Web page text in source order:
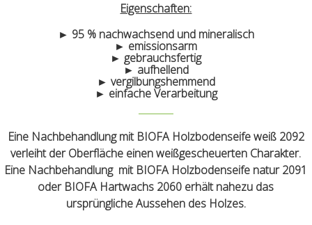
Eigenschaften:
► 95 % nachwachsend und mineralisch
► emissionsarm
► gebrauchsfertig
► aufhellend
► vergilbungshemmend
► einfache Verarbeitung
Eine Nachbehandlung mit BIOFA Holzbodenseife weiß 2092
verleiht der Oberfläche einen weißgescheuerten Charakter.
Eine Nachbehandlung mit BIOFA Holzbodenseife natur 2091
oder BIOFA Hartwachs 2060 erhält nahezu das
ursprüngliche Aussehen des Holzes.